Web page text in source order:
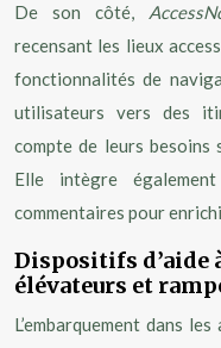
De son côté,
recensant les lieux
fonctionnalités de
utilisateurs vers des
compte de leurs besoins
Elle intègre
commentaires pour
Dispositifs d’aide
élévateurs et
L’embarquement dans